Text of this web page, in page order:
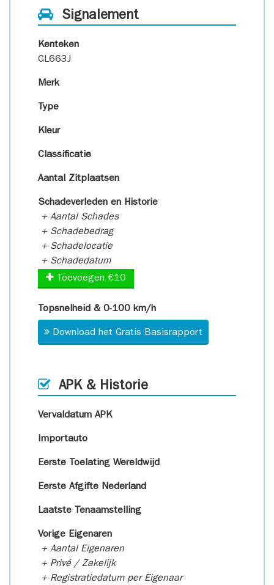
Signalement
Kenteken
GL663J
Merk
Type
Kleur
Classificatie
Aantal Zitplaatsen
Schadeverleden en Historie
+ Aantal Schades
+ Schadebedrag
+ Schadelocatie
+ Schadedatum
Toevoegen €10
Topsnelheid & 0-100 km/h
Download het Gratis Basisrapport
APK & Historie
Vervaldatum APK
Importauto
Eerste Toelating Wereldwijd
Eerste Afgifte Nederland
Laatste Tenaamstelling
Vorige Eigenaren
+ Aantal Eigenaren
+ Privé / Zakelijk
+ Registratiedatum per Eigenaar